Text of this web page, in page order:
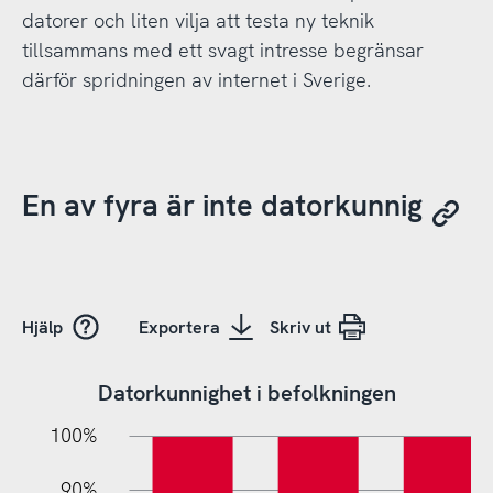
datorer och liten vilja att testa ny teknik
tillsammans med ett svagt intresse begränsar
därför spridningen av internet i Sverige.
En av fyra är inte datorkunnig
Hjälp Exportera Skriv ut
Datorkunnighet i befolkningen
100%